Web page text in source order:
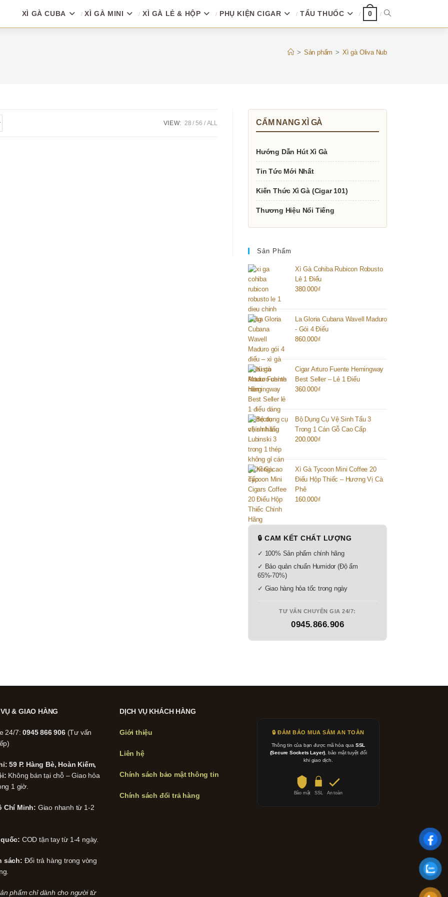
XÌ GÀ CUBA XÌ GÀ MINI XÌ GÀ LẺ & HỘP PHỤ KIỆN CIGAR TẨU THUỐC 0 TOGGLE
> Sản phẩm > Xì gà Oliva Nub
VIEW: 28 56 ALL CẨM NANG XÌ GÀ
Hướng Dẫn Hút Xì Gà
Tin Tức Mới Nhất
Kiến Thức Xì Gà (Cigar 101)
Thương Hiệu Nổi Tiếng
Sản Phẩm
Xì Gà Cohiba Rubicon Robusto
Lẻ 1 Điếu
380.000₫
La Gloria Cubana Wavell Maduro
- Gói 4 Điếu
860.000₫
Cigar Arturo Fuente Hemingway
Best Seller – Lẻ 1 Điếu
360.000₫
Bộ Dụng Cụ Vệ Sinh Tẩu 3
Trong 1 Cán Gỗ Cao Cấp
200.000₫
Xì Gà Tycoon Mini Coffee 20
Điếu Hộp Thiếc – Hương Vị Cà
Phê
160.000₫
🔒 CAM KẾT CHẤT LƯỢNG
✓ 100% Sản phẩm chính hãng
✓ Bảo quản chuẩn Humidor (Độ ẩm
65%-70%)
✓ Giao hàng hỏa tốc trong ngày
TƯ VẤN CHUYÊN GIA 24/7:
0945.866.906
& GIAO HÀNG
24/7:0945 866 906(Tư vấn
59 P. Hàng Bè, Hoàn Kiếm,
Không bán tại chỗ – Giao hỏa
1 giờ.
Chí Minh: Giao nhanh từ 1-2
COD tận tay từ 1-4 ngày.
sách: Đổi trả hàng trong vòng
phẩm chỉ dành cho người từ
DỊCH VỤ KHÁCH HÀNG
Giới thiệu
Liên hệ
Chính sách bảo mật thông tin
Chính sách đổi trả hàng
🔒 ĐẢM BẢO MUA SẮM AN TOÀN
Thông tin của bạn được mã hóa qua SSL
(Secure Sockets Layer) , bảo mật tuyệt đối
khi giao dịch.
Bảo mật SSL An toàn